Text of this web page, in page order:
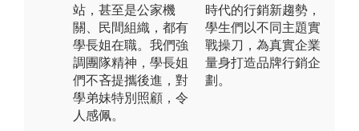
站，甚至是公家機
關、民間組織，都有
學長姐在職。我們強
調團隊精神，學長姐
們不吝提攜後進，對
學弟妹特別照顧，令
人感佩。
時代的行銷新趨勢，
學生們以不同主題實
戰操刀，為真實企業
量身打造品牌行銷企
劃。